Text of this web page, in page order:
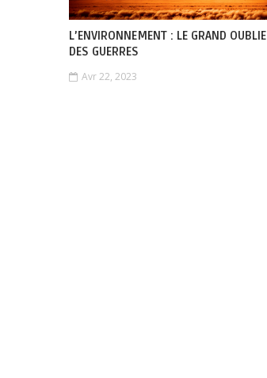
L’ENVIRONNEMENT : LE GRAND OUBLIE
DES GUERRES
Avr 22, 2023